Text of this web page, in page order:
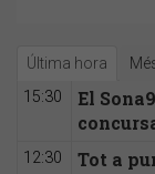
Última hora
15:30
El
12:30 Tot a